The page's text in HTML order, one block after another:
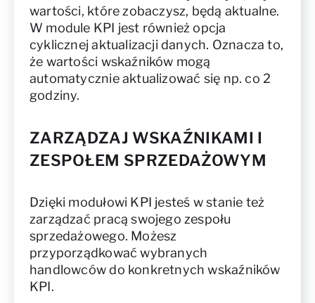
wartości, które zobaczysz, będą aktualne.
W module KPI jest również opcja
cyklicznej aktualizacji danych. Oznacza to,
że wartości wskaźników mogą
automatycznie aktualizować się np. co 2
godziny.
ZARZĄDZAJ WSKAŹNIKAMI I
ZESPOŁEM SPRZEDAŻOWYM
Dzięki modułowi KPI jesteś w stanie też
zarządzać pracą swojego zespołu
sprzedażowego. Możesz
przyporządkować wybranych
handlowców do konkretnych wskaźników
KPI.